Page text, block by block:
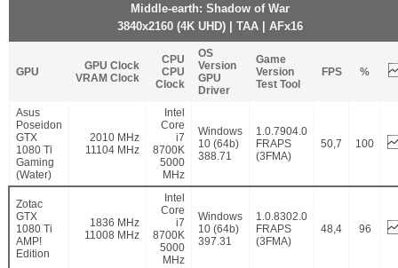
Middle-earth: Shadow of War
3840x2160 (4K UHD) | TAA | AFx16
GPU
GPU Clock
VRAM Clock
CPU
CPU
Clock
OS
Version
GPU
Driver
Game
Version
Test Tool
FPS %
Asus
Poseidon
GTX
1080 Ti
Gaming
(Water)
2010 MHz
11104 MHz
Intel
Core
i7
8700K
5000
MHz
Windows
10 (64b)
388.71
1.0.7904.0
FRAPS
(3FMA)
50,7 100
Zotac
GTX
1080 Ti
AMP!
Edition
1836 MHz
11008 MHz
Intel
Core
i7
8700K
5000
MHz
Windows
10 (64b)
397.31
1.0.8302.0
FRAPS
(3FMA)
48,4 96